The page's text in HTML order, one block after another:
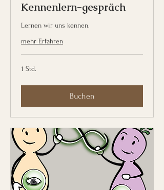
Kennenlern-gespräch
Lernen wir uns kennen.
mehr Erfahren
1 Std.
Buchen